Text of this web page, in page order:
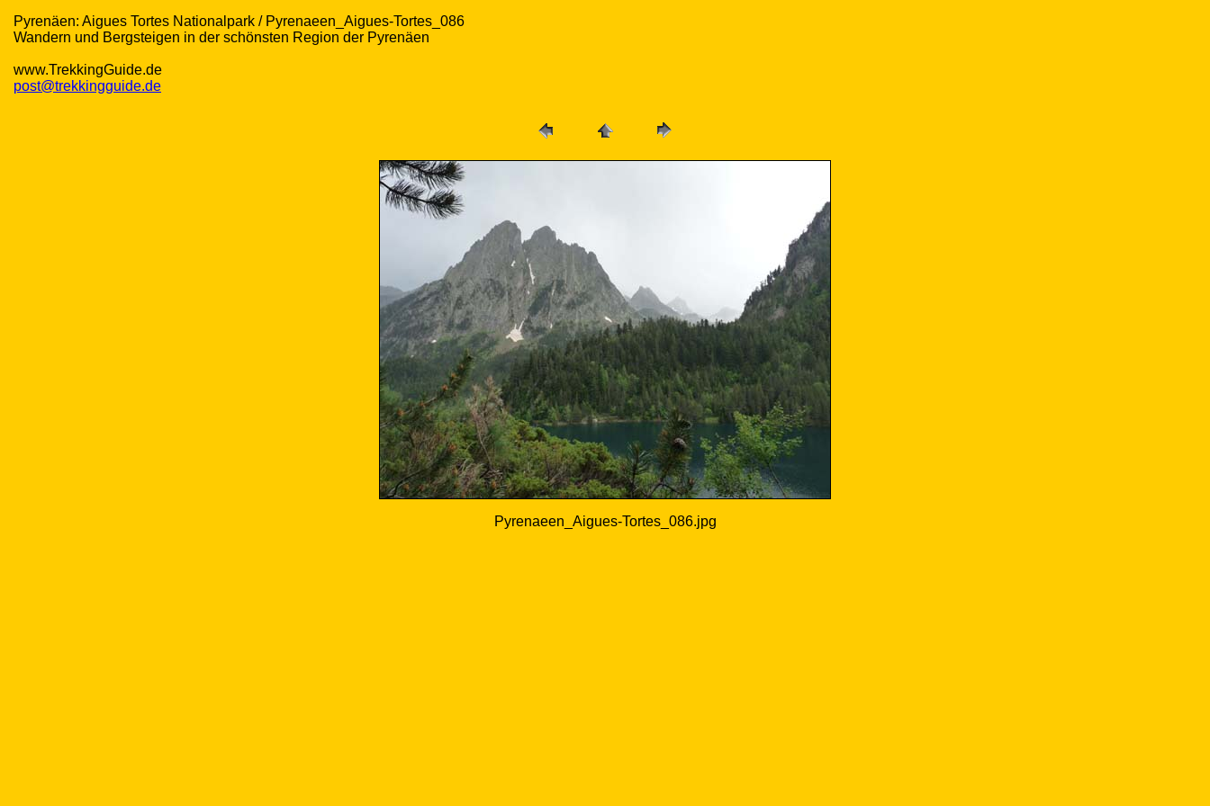
Pyrenäen: Aigues Tortes Nationalpark / Pyrenaeen_Aigues-Tortes_086
Wandern und Bergsteigen in der schönsten Region der Pyrenäen
www.TrekkingGuide.de
post@trekkingguide.de
Pyrenaeen_Aigues-Tortes_086.jpg